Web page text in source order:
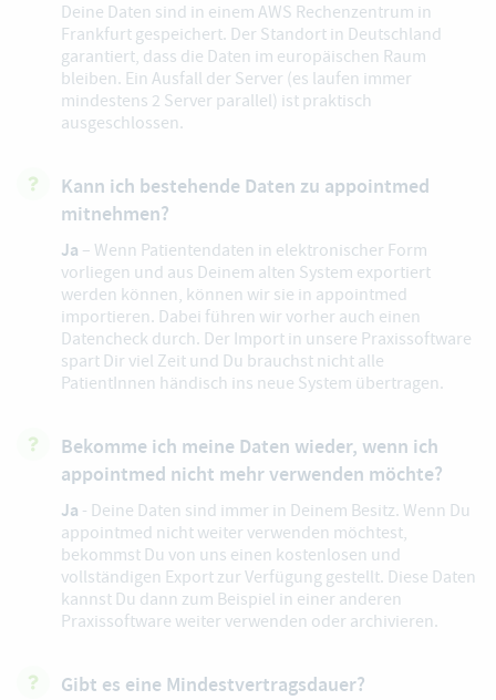
Deine Daten sind in einem AWS Rechenzentrum in
Frankfurt gespeichert. Der Standort in Deutschland
garantiert, dass die Daten im europäischen Raum
bleiben. Ein Ausfall der Server (es laufen immer
mindestens 2 Server parallel) ist praktisch
ausgeschlossen.
Kann ich bestehende Daten zu appointmed
mitnehmen?
Ja – Wenn Patientendaten in elektronischer Form
vorliegen und aus Deinem alten System exportiert
werden können, können wir sie in appointmed
importieren. Dabei führen wir vorher auch einen
Datencheck durch. Der Import in unsere Praxissoftware
spart Dir viel Zeit und Du brauchst nicht alle
PatientInnen händisch ins neue System übertragen.
Bekomme ich meine Daten wieder, wenn ich
appointmed nicht mehr verwenden möchte?
Ja - Deine Daten sind immer in Deinem Besitz. Wenn Du
appointmed nicht weiter verwenden möchtest,
bekommst Du von uns einen kostenlosen und
vollständigen Export zur Verfügung gestellt. Diese Daten
kannst Du dann zum Beispiel in einer anderen
Praxissoftware weiter verwenden oder archivieren.
Gibt es eine Mindestvertragsdauer?